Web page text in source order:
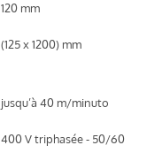
120 mm
(125 x 1200) mm
jusqu’à 40 m/minuto
400 V triphasée - 50/60